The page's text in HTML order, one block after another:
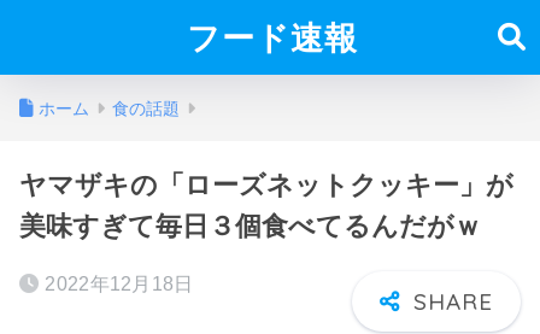
フード速報
ホーム 食の話題
ヤマザキの「ローズネットクッキー」が
美味すぎて毎日３個食べてるんだがｗ
2022年12月18日